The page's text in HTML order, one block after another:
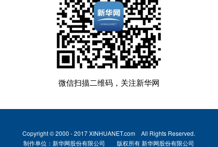
微信扫描二维码，关注新华网
Copyright © 2000 - 2017 XINHUANET.com All Rights Reserved.
制作单位：新华网股份有限公司 版权所有 新华网股份有限公司